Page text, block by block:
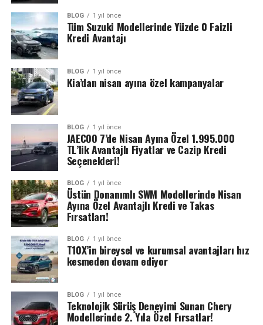
BLOG 1 yıl önce
Tüm Suzuki Modellerinde Yüzde 0 Faizli
Kredi Avantajı
BLOG 1 yıl önce
Kia’dan nisan ayına özel kampanyalar
BLOG 1 yıl önce
JAECOO 7’de Nisan Ayına Özel 1.995.000
TL’lik Avantajlı Fiyatlar ve Cazip Kredi
Seçenekleri!
BLOG 1 yıl önce
Üstün Donanımlı SWM Modellerinde Nisan
Ayına Özel Avantajlı Kredi ve Takas
Fırsatları!
BLOG 1 yıl önce
T10X’in bireysel ve kurumsal avantajları hız
kesmeden devam ediyor
BLOG 1 yıl önce
Teknolojik Sürüş Deneyimi Sunan Chery
Modellerinde 2. Yıla Özel Fırsatlar!